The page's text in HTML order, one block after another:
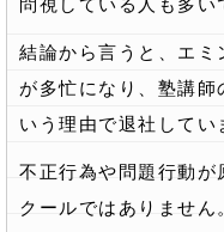
問視している人も多い
結論から言うと、エミ
が多忙になり、塾講師
いう理由で退社してい
不正行為や問題行動が
クールではありません